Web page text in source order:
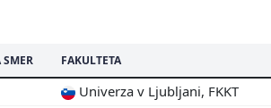
SMER FAKULTETA
Univerza v Ljubljani, FKKT